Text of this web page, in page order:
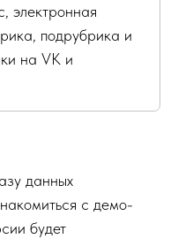
электронная
подрубрика и
на VK и
данных
с демо-
будет